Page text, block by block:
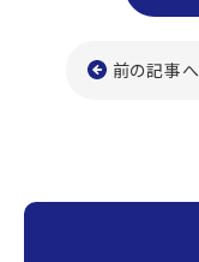
c
e
前の記事へ